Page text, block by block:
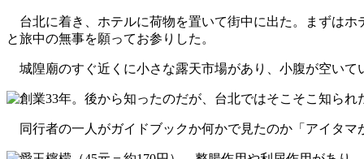
台北に着き、ホテルに荷物を置いて街中に出た。まずはホ
と旅中の無事を願ってお参りした。
城隍廟のすぐ近くに小さな露天市場があり、小腹が空いて
同行者の一人がガイドブックか何かで見たのか「アイタ